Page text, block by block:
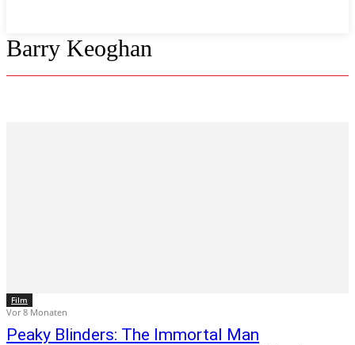
Barry Keoghan
Film
Vor 8 Monaten
Peaky Blinders: The Immortal Man